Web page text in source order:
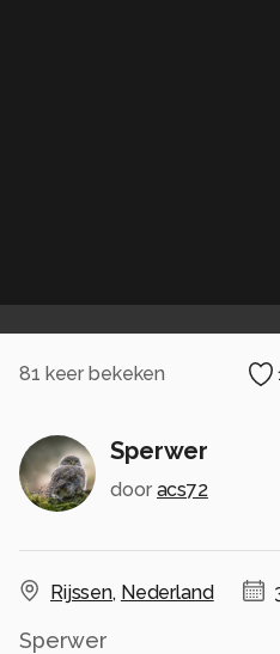
81 keer bekeken
Sperwer
door acs72
Rijssen, Nederland
Sperwer